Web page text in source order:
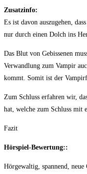
Zusatzinfo:
Es ist davon auszugehen,
nur durch einen Dolch ins
Das Blut von Gebissenen
Verwandlung zum Vampir
kommt. Somit ist der
Zum Schluss erfahren wir,
hat, welche zum Schluss mit
Fazit
Hörspiel-Bewertung::
Hörgewaltig, spannend,